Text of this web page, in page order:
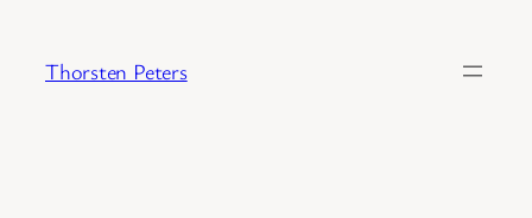
springen
Thorsten Peters